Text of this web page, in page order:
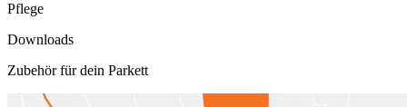
Pflege
Downloads
Zubehör für dein Parkett